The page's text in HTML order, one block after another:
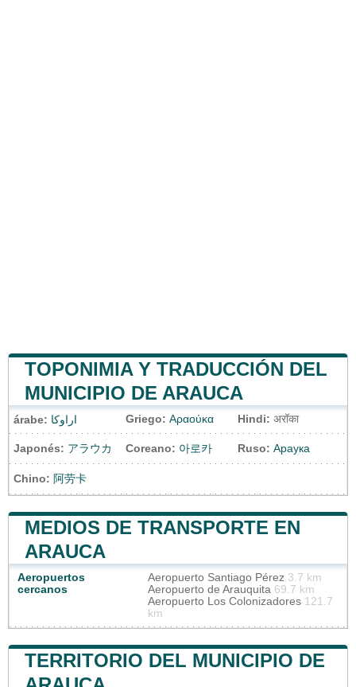
TOPONIMIA Y TRADUCCIÓN DEL
MUNICIPIO DE ARAUCA
árabe: اراوكا Griego: Αραούκα Hindi: अरॉका
Japonés: アラウカ Coreano: 아로카 Ruso: Араука
Chino: 阿劳卡
MEDIOS DE TRANSPORTE EN
ARAUCA
Aeropuertos
cercanos
Aeropuerto Santiago Pérez 3.7 km
Aeropuerto de Arauquita 69.7 km
Aeropuerto Los Colonizadores 121.7
km
TERRITORIO DEL MUNICIPIO DE